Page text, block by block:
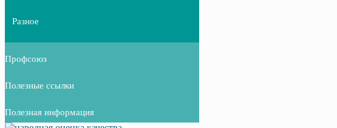
Разное
Профсоюз
Полезные ссылки
Полезная информация